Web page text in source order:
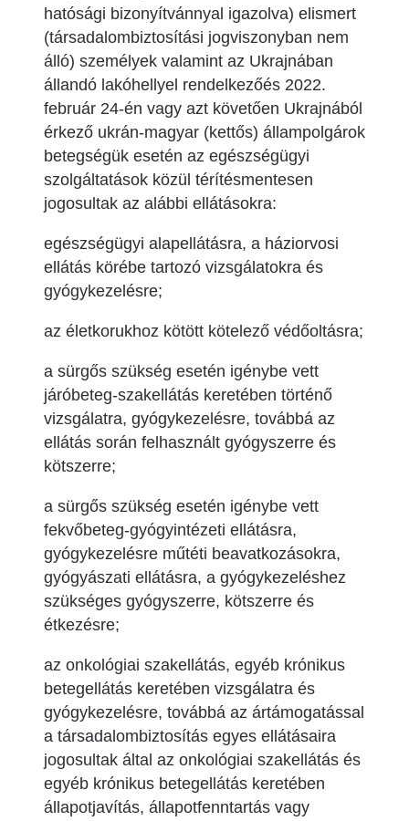
hatósági bizonyítvánnyal igazolva) elismert
(társadalombiztosítási jogviszonyban nem
álló) személyek valamint az Ukrajnában
állandó lakóhellyel rendelkezőés 2022.
február 24-én vagy azt követően Ukrajnából
érkező ukrán-magyar (kettős) állampolgárok
betegségük esetén az egészségügyi
szolgáltatások közül térítésmentesen
jogosultak az alábbi ellátásokra:
egészségügyi alapellátásra, a háziorvosi
ellátás körébe tartozó vizsgálatokra és
gyógykezelésre;
az életkorukhoz kötött kötelező védőoltásra;
a sürgős szükség esetén igénybe vett
járóbeteg-szakellátás keretében történő
vizsgálatra, gyógykezelésre, továbbá az
ellátás során felhasznált gyógyszerre és
kötszerre;
a sürgős szükség esetén igénybe vett
fekvőbeteg-gyógyintézeti ellátásra,
gyógykezelésre műtéti beavatkozásokra,
gyógyászati ellátásra, a gyógykezeléshez
szükséges gyógyszerre, kötszerre és
étkezésre;
az onkológiai szakellátás, egyéb krónikus
betegellátás keretében vizsgálatra és
gyógykezelésre, továbbá az ártámogatással
a társadalombiztosítás egyes ellátásaira
jogosultak által az onkológiai szakellátás és
egyéb krónikus betegellátás keretében
állapotjavítás, állapotfenntartás vagy